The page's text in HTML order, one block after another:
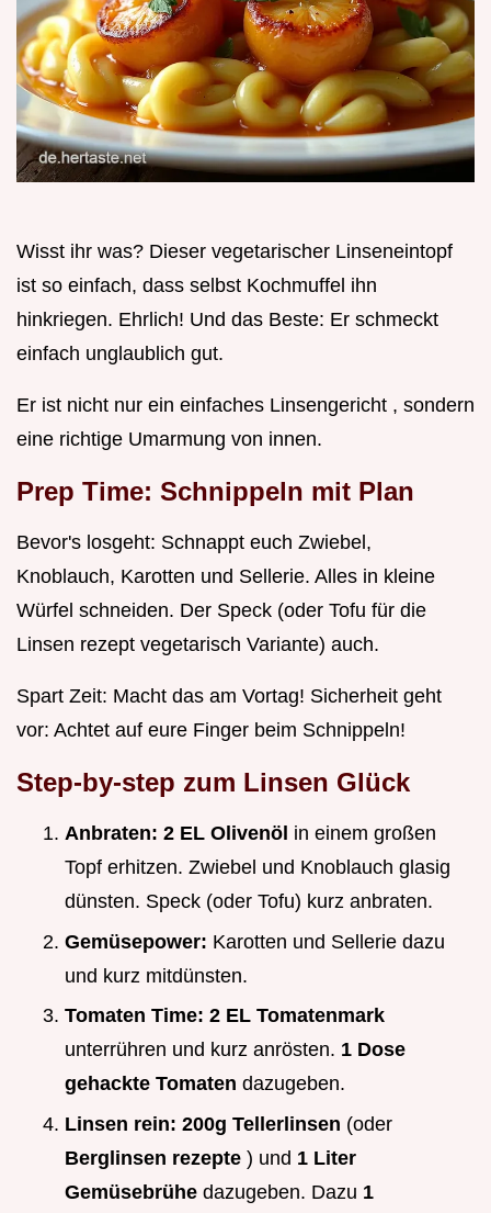
Wisst ihr was? Dieser vegetarischer Linseneintopf
ist so einfach, dass selbst Kochmuffel ihn
hinkriegen. Ehrlich! Und das Beste: Er schmeckt
einfach unglaublich gut.
Er ist nicht nur ein einfaches Linsengericht , sondern
eine richtige Umarmung von innen.
Prep Time: Schnippeln mit Plan
Bevor's losgeht: Schnappt euch Zwiebel,
Knoblauch, Karotten und Sellerie. Alles in kleine
Würfel schneiden. Der Speck (oder Tofu für die
Linsen rezept vegetarisch Variante) auch.
Spart Zeit: Macht das am Vortag! Sicherheit geht
vor: Achtet auf eure Finger beim Schnippeln!
Step-by-step zum Linsen Glück
Anbraten: 2 EL Olivenöl in einem großen
Topf erhitzen. Zwiebel und Knoblauch glasig
dünsten. Speck (oder Tofu) kurz anbraten.
Gemüsepower: Karotten und Sellerie dazu
und kurz mitdünsten.
Tomaten Time: 2 EL Tomatenmark
unterrühren und kurz anrösten. 1 Dose
gehackte Tomaten dazugeben.
Linsen rein: 200g Tellerlinsen (oder
Berglinsen rezepte ) und 1 Liter
Gemüsebrühe dazugeben. Dazu 1